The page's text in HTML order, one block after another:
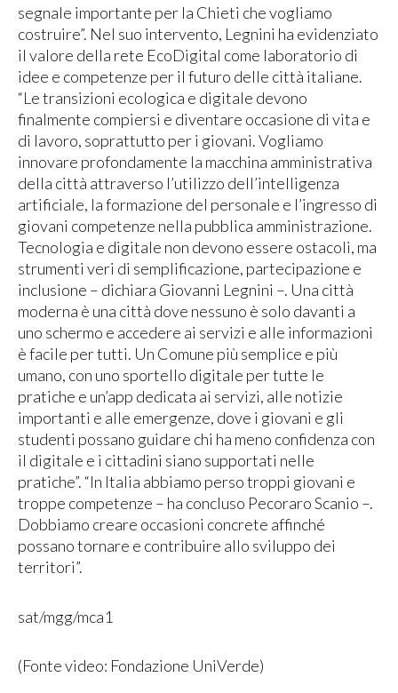
segnale importante per la Chieti che vogliamo
costruire”. Nel suo intervento, Legnini ha evidenziato
il valore della rete EcoDigital come laboratorio di
idee e competenze per il futuro delle città italiane.
“Le transizioni ecologica e digitale devono
finalmente compiersi e diventare occasione di vita e
di lavoro, soprattutto per i giovani. Vogliamo
innovare profondamente la macchina amministrativa
della città attraverso l’utilizzo dell’intelligenza
artificiale, la formazione del personale e l’ingresso di
giovani competenze nella pubblica amministrazione.
Tecnologia e digitale non devono essere ostacoli, ma
strumenti veri di semplificazione, partecipazione e
inclusione – dichiara Giovanni Legnini –. Una città
moderna è una città dove nessuno è solo davanti a
uno schermo e accedere ai servizi e alle informazioni
è facile per tutti. Un Comune più semplice e più
umano, con uno sportello digitale per tutte le
pratiche e un’app dedicata ai servizi, alle notizie
importanti e alle emergenze, dove i giovani e gli
studenti possano guidare chi ha meno confidenza con
il digitale e i cittadini siano supportati nelle
pratiche”. “In Italia abbiamo perso troppi giovani e
troppe competenze – ha concluso Pecoraro Scanio –.
Dobbiamo creare occasioni concrete affinché
possano tornare e contribuire allo sviluppo dei
territori”.
sat/mgg/mca1
(Fonte video: Fondazione UniVerde)